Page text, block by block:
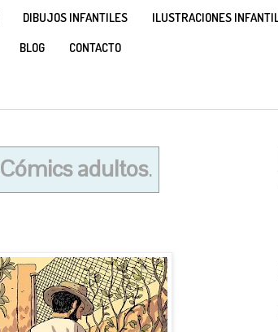
DIBUJOS INFANTILES ILUSTRACIONES
BLOG CONTACTO
Cómics adultos.